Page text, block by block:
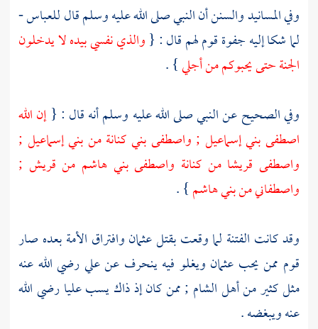
وفي المسانيد والسنن أن النبي صلى الله عليه وسلم قالللعباس-
لما شكا إليه جفوة قوم لهم قال : {والذي نفسي بيده لا يدخلون
الجنة حتى يحبوكم من أجلي} .
وفي الصحيح عن النبي صلى الله عليه وسلم أنه قال : {إن الله
اصطفىبنيإسماعيل ; واصطفىبني كنانةمنبنيإسماعيل ;
واصطفى قريشامنكنانة واصطفىبني هاشم من قريش ;
واصطفاني منبني هاشم} .
وقد كانت الفتنة لما وقعت بقتلعثمانوافتراق الأمة بعده صار
قوم ممن يحب عثمان ويغلو فيه ينحرف عنعليرضي الله عنه
مثل كثير منأهلالشام ; ممن كان إذ ذاك يسبعليارضي الله
عنه ويبغضه .